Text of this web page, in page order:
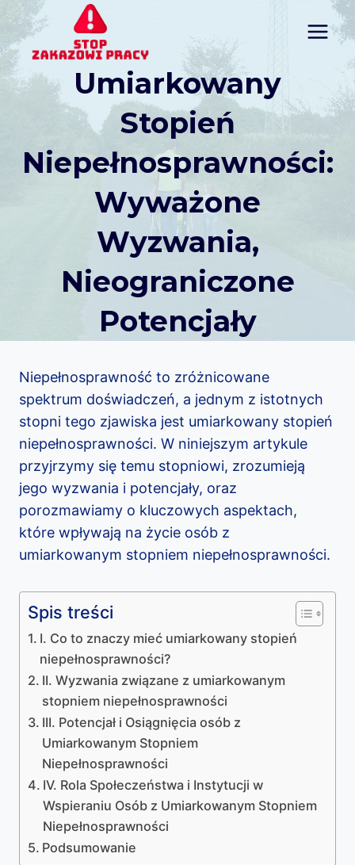
Przejdź
treści
Umiarkowany
Stopień
Niepełnosprawności:
Wyważone
Wyzwania,
Nieograniczone
Potencjały
Niepełnosprawność to zróżnicowane
spektrum doświadczeń, a jednym z istotnych
stopni tego zjawiska jest umiarkowany stopień
niepełnosprawności. W niniejszym artykule
przyjrzymy się temu stopniowi, zrozumieją
jego wyzwania i potencjały, oraz
porozmawiamy o kluczowych aspektach,
które wpływają na życie osób z
umiarkowanym stopniem niepełnosprawności.
Spis treści
I. Co to znaczy mieć umiarkowany stopień
niepełnosprawności?
II. Wyzwania związane z umiarkowanym
stopniem niepełnosprawności
III. Potencjał i Osiągnięcia osób z
Umiarkowanym Stopniem
Niepełnosprawności
IV. Rola Społeczeństwa i Instytucji w
Wspieraniu Osób z Umiarkowanym Stopniem
Niepełnosprawności
Podsumowanie